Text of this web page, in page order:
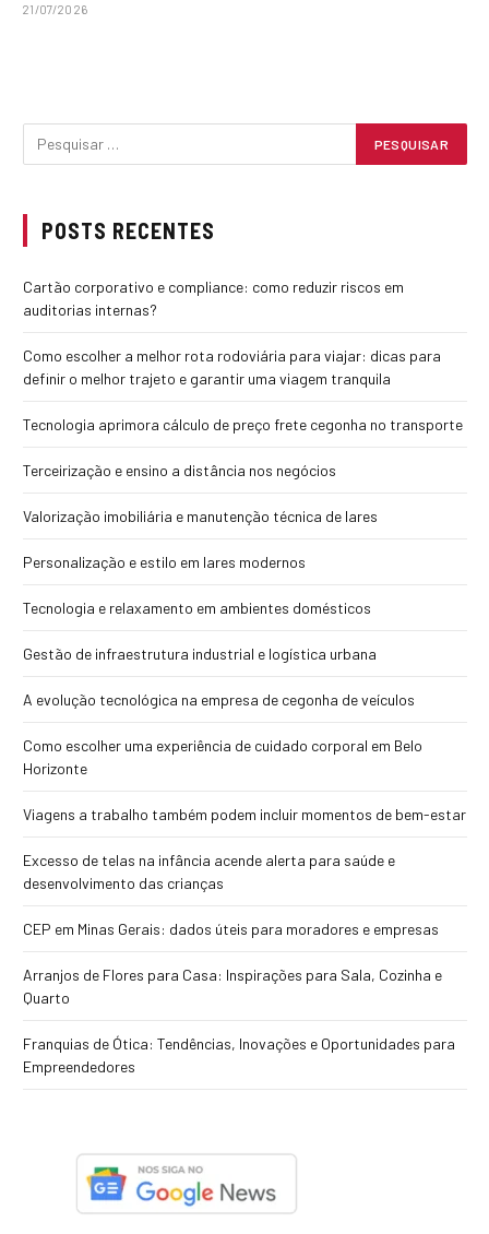
21/07/2026
POSTS RECENTES
Cartão corporativo e compliance: como reduzir riscos em
auditorias internas?
Como escolher a melhor rota rodoviária para viajar: dicas para
definir o melhor trajeto e garantir uma viagem tranquila
Tecnologia aprimora cálculo de preço frete cegonha no transporte
Terceirização e ensino a distância nos negócios
Valorização imobiliária e manutenção técnica de lares
Personalização e estilo em lares modernos
Tecnologia e relaxamento em ambientes domésticos
Gestão de infraestrutura industrial e logística urbana
A evolução tecnológica na empresa de cegonha de veículos
Como escolher uma experiência de cuidado corporal em Belo
Horizonte
Viagens a trabalho também podem incluir momentos de bem-estar
Excesso de telas na infância acende alerta para saúde e
desenvolvimento das crianças
CEP em Minas Gerais: dados úteis para moradores e empresas
Arranjos de Flores para Casa: Inspirações para Sala, Cozinha e
Quarto
Franquias de Ótica: Tendências, Inovações e Oportunidades para
Empreendedores